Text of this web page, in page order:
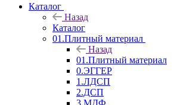
Каталог
Назад
Каталог
01.Плитный материал
Назад
01.Плитный материал
0.ЭГГЕР
1.ЛДСП
2.ДСП
3.МДФ